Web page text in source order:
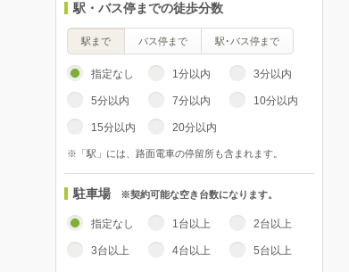
駅・バス停までの徒歩分数
駅まで バス停まで 駅･バス停まで
指定なし 1分以内 3分以内
5分以内 7分以内 10分以内
15分以内 20分以内
※「駅」には、路面電車の停留所も含まれます。
駐車場 ※契約可能な空き台数になります。
指定なし 1台以上 2台以上
3台以上 4台以上 5台以上